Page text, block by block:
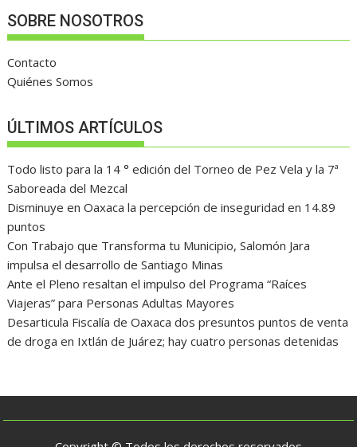
SOBRE NOSOTROS
Contacto
Quiénes Somos
ÚLTIMOS ARTÍCULOS
Todo listo para la 14 ° edición del Torneo de Pez Vela y la 7ª
Saboreada del Mezcal
Disminuye en Oaxaca la percepción de inseguridad en 14.89
puntos
Con Trabajo que Transforma tu Municipio, Salomón Jara
impulsa el desarrollo de Santiago Minas
Ante el Pleno resaltan el impulso del Programa “Raíces
Viajeras” para Personas Adultas Mayores
Desarticula Fiscalía de Oaxaca dos presuntos puntos de venta
de droga en Ixtlán de Juárez; hay cuatro personas detenidas